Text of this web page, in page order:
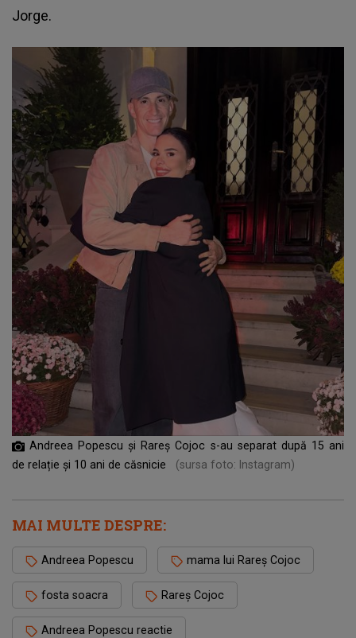
Jorge.
Andreea Popescu și Rareș Cojoc s-au separat după 15 ani
de relație și 10 ani de căsnicie
(sursa foto: Instagram)
MAI MULTE DESPRE:
Andreea Popescu mama lui Rareș Cojoc
fosta soacra Rareș Cojoc
Andreea Popescu reactie